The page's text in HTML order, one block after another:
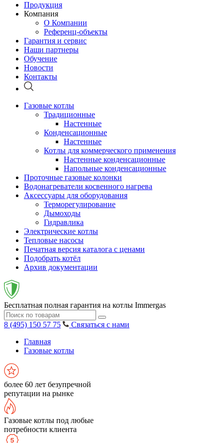
Продукция
Компания
О Компании
Референц-объекты
Гарантия и сервис
Наши партнеры
Обучение
Новости
Контакты
Газовые котлы
Традиционные
Настенные
Конденсационные
Настенные
Котлы для коммерческого применения
Настенные конденсационные
Напольные конденсационные
Проточные газовые колонки
Водонагреватели косвенного нагрева
Аксессуары для оборудования
Терморегулирование
Дымоходы
Гидравлика
Электрические котлы
Тепловые насосы
Печатная версия каталога с ценами
Подобрать котёл
Архив документации
Бесплатная полная гарантия на котлы Immergas
8 (495) 150 57 75
Связаться с нами
Главная
Газовые котлы
более 60 лет безупречной
репутации на рынке
Газовые котлы под любые
потребности клиента